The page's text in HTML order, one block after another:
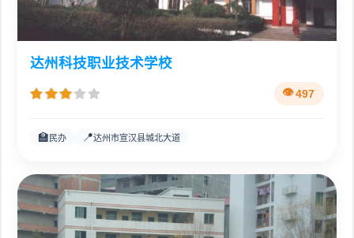
达州科技职业技术学校
497
🏫 民办 📍达州市宣汉县城北大道